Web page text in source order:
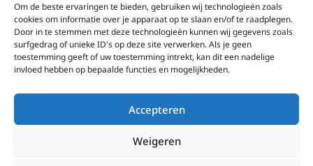
Om de beste ervaringen te bieden, gebruiken wij technologieën zoals
cookies om informatie over je apparaat op te slaan en/of te raadplegen.
Door in te stemmen met deze technologieën kunnen wij gegevens zoals
surfgedrag of unieke ID's op deze site verwerken. Als je geen
toestemming geeft of uw toestemming intrekt, kan dit een nadelige
invloed hebben op bepaalde functies en mogelijkheden.
Accepteren
Weigeren
EWTN-Team
Organisatiegegevens
Doneren
EWTN wordt uitsluitend gefinancierd door uw donaties.
Wij ontvangen bewust geen advertentie-inkomsten of